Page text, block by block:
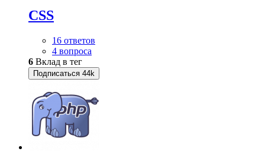
CSS
16 ответов
4 вопроса
6 Вклад в тег
Подписаться 44k